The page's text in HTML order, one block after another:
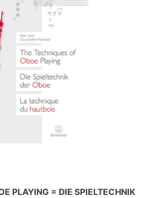
PLAYING = DIE SPIELTECHNIK